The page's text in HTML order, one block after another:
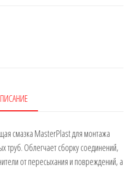
смазка MasterPlast для монтажа
труб. Облегчает сборку соединений,
от пересыхания и повреждений, а